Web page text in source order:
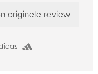
originele review